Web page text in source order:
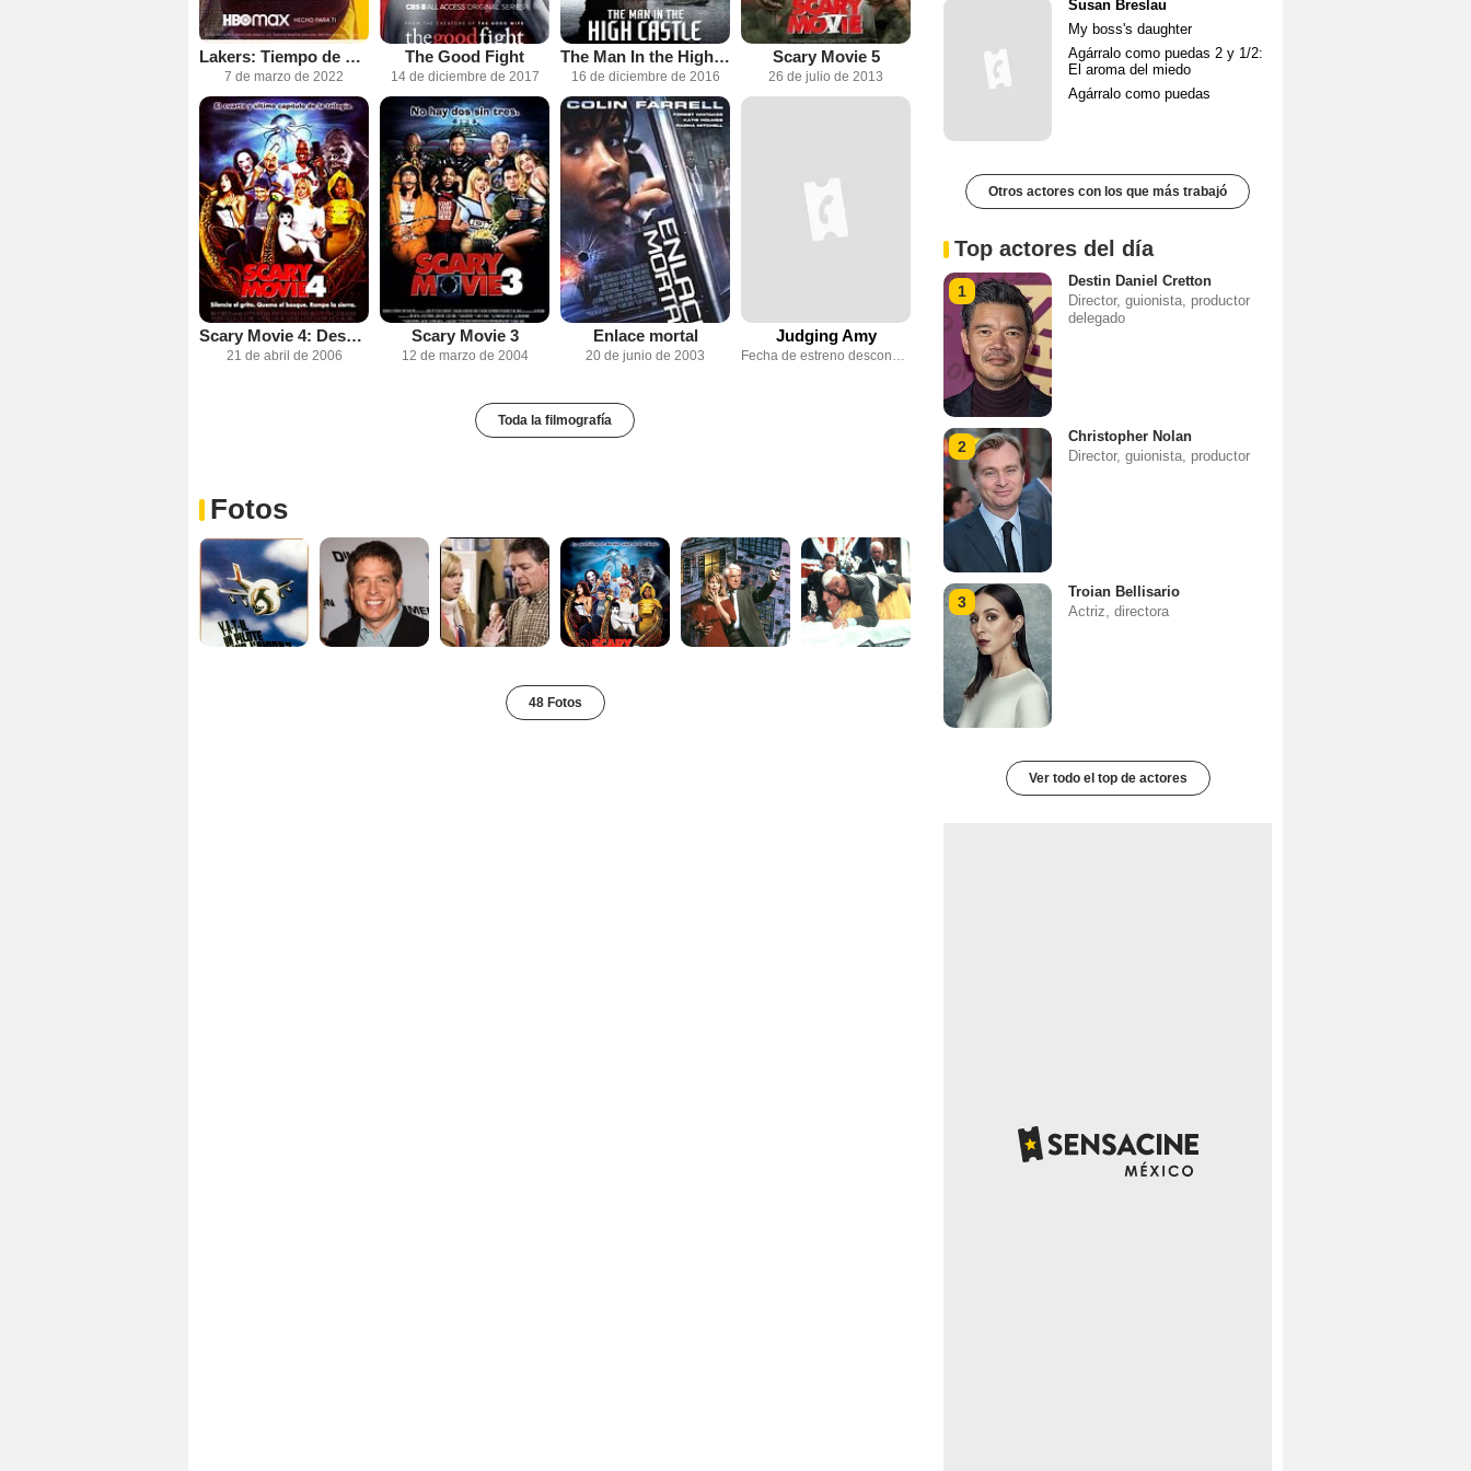
Lakers: Tiempo de ganar
7 de marzo de 2022
The Good Fight
14 de diciembre de 2017
The Man In the High Castle
16 de diciembre de 2016
Scary Movie 5
26 de julio de 2013
Scary Movie 4: Descuartizados de miedo
21 de abril de 2006
Scary Movie 3
12 de marzo de 2004
Enlace mortal
20 de junio de 2003
Judging Amy
Toda la filmografía
Fotos
48 Fotos
Susan Breslau
My boss's daughter
Agárralo como puedas 2 y 1/2:
El aroma del miedo
Agárralo como puedas
Otros actores con los que más trabajó
Top actores del día
1
Destin Daniel Cretton
Director, guionista, productor
delegado
2
Christopher Nolan
Director, guionista, productor
3
Troian Bellisario
Actriz, directora
Ver todo el top de actores